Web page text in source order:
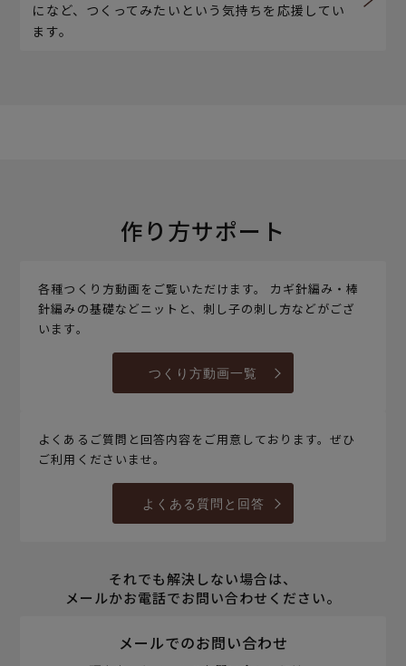
になど、つくってみたいという気持ちを応援してい
ます。
作り方サポート
各種つくり方動画をご覧いただけます。 カギ針編み・棒
針編みの基礎などニットと、刺し子の刺し方などがござ
います。
つくり方動画一覧
よくあるご質問と回答内容をご用意しております。ぜひ
ご利用くださいませ。
よくある質問と回答
それでも解決しない場合は、
メールかお電話でお問い合わせください。
メールでのお問い合わせ